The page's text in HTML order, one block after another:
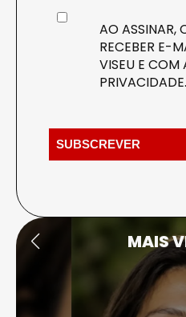
AO ASSINAR,
RECEBER E-
VISEU E COM
PRIVACIDADE.
MAIS